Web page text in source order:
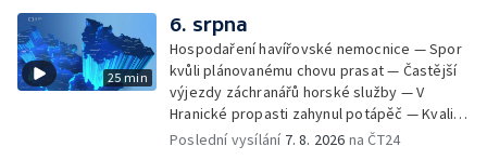
covidem — Úhyny ryb kvůli vysokým
teplotám — Problémy se zásobování vodou
v MS kraji nehrozí — testováním na
západonilskou horečku — Den židovských
památek
25 min
6. srpna
Hospodaření havířovské nemocnice — Spor
kvůli plánovanému chovu prasat — Častější
výjezdy záchranářů horské služby — V
Hranické propasti zahynul potápěč — Kvalita
vody ke koupání — Zavlažování zeleniny v
Poslední vysílání 7. 8. 2026 na ČT24